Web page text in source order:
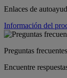
Enlaces de
Información del
Preguntas
Encuentre